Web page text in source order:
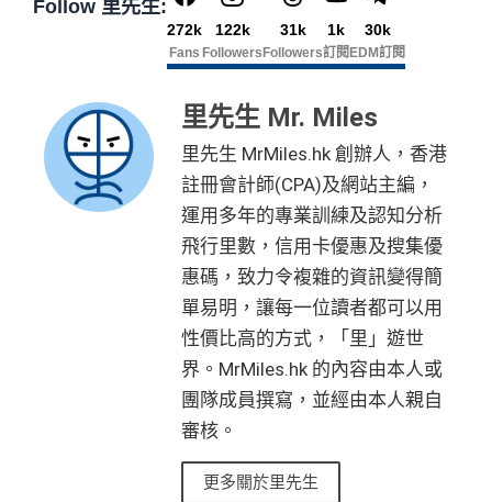
Follow 里先生:
272k
Fans
122k
Followers
31k
Followers
1k
訂閱
30k
EDM訂閱
里先生 Mr. Miles
里先生 MrMiles.hk 創辦人，香港
註冊會計師(CPA)及網站主編，
運用多年的專業訓練及認知分析
飛行里數，信用卡優惠及搜集優
惠碼，致力令複雜的資訊變得簡
單易明，讓每一位讀者都可以用
性價比高的方式，「里」遊世
界。MrMiles.hk 的內容由本人或
團隊成員撰寫，並經由本人親自
審核。
更多關於里先生